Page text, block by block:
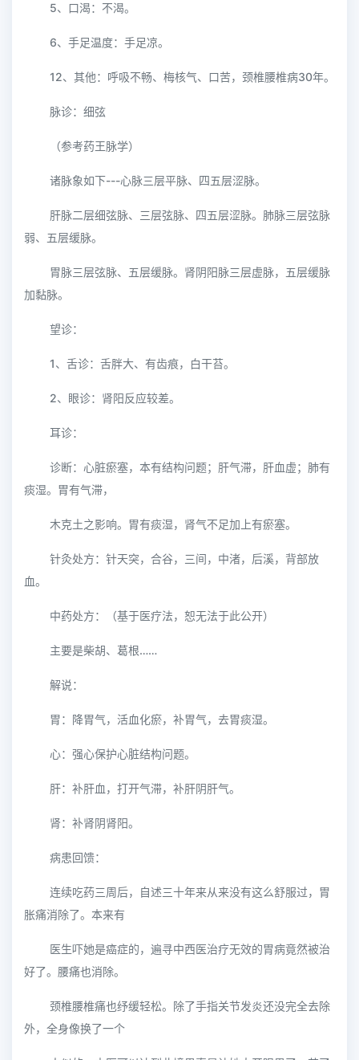
5、口渴：不渴。
6、手足温度：手足凉。
12、其他：呼吸不畅、梅核气、口苦，颈椎腰椎病30年。
脉诊：细弦
（参考药王脉学）
诸脉象如下---心脉三层平脉、四五层涩脉。
肝脉二层细弦脉、三层弦脉、四五层涩脉。肺脉三层弦脉
弱、五层缓脉。
胃脉三层弦脉、五层缓脉。肾阴阳脉三层虚脉，五层缓脉
加黏脉。
望诊：
1、舌诊：舌胖大、有齿痕，白干苔。
2、眼诊：肾阳反应较差。
耳诊：
诊断：心脏瘀塞，本有结构问题；肝气滞，肝血虚；肺有
痰湿。胃有气滞，
木克土之影响。胃有痰湿，肾气不足加上有瘀塞。
针灸处方：针天突，合谷，三间，中渚，后溪，背部放
血。
中药处方：（基于医疗法，恕无法于此公开）
主要是柴胡、葛根……
解说：
胃：降胃气，活血化瘀，补胃气，去胃痰湿。
心：强心保护心脏结构问题。
肝：补肝血，打开气滞，补肝阴肝气。
肾：补肾阴肾阳。
病患回馈：
连续吃药三周后，自述三十年来从来没有这么舒服过，胃
胀痛消除了。本来有
医生吓她是癌症的，遍寻中西医治疗无效的胃病竟然被治
好了。腰痛也消除。
颈椎腰椎痛也纾缓轻松。除了手指关节发炎还没完全去除
外，全身像换了一个